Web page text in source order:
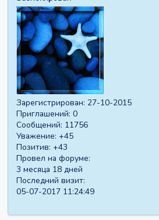
Зарегистрирован: 27-10-2015
Приглашений: 0
Сообщений: 11756
Уважение: +45
Позитив: +43
Провел на форуме:
3 месяца 18 дней
Последний визит:
05-07-2017 11:24:49